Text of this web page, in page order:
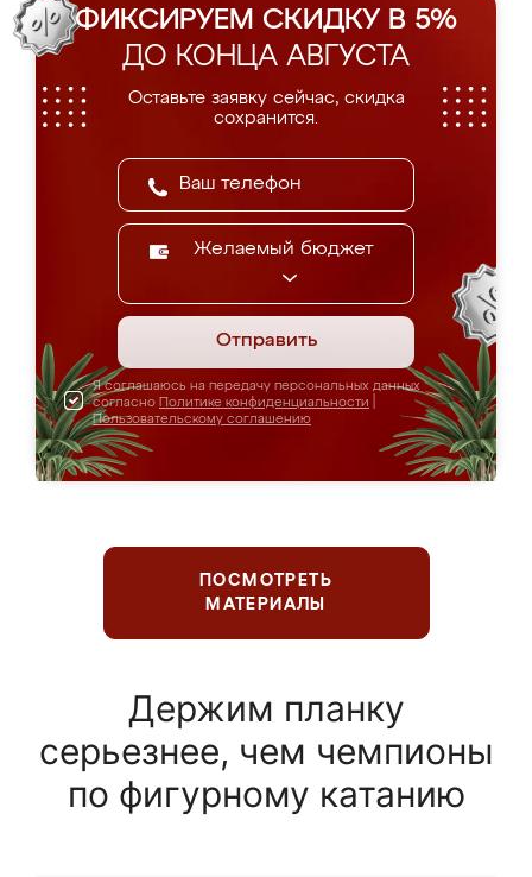
ФИКСИРУЕМ СКИДКУ В 5%
ДО КОНЦА АВГУСТА
Оставьте заявку сейчас, скидка
сохранится.
Желаемый бюджет
Отправить
Я соглашаюсь на передачу персональных данных
согласно Политике конфиденциальности
Пользовательскому соглашению
ПОСМОТРЕТЬ
МАТЕРИАЛЫ
Держим планку
серьезнее, чем чемпионы
по фигурному катанию